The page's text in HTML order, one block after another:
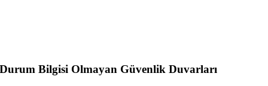
Durum Bilgisi Olmayan Güvenlik Duvarları